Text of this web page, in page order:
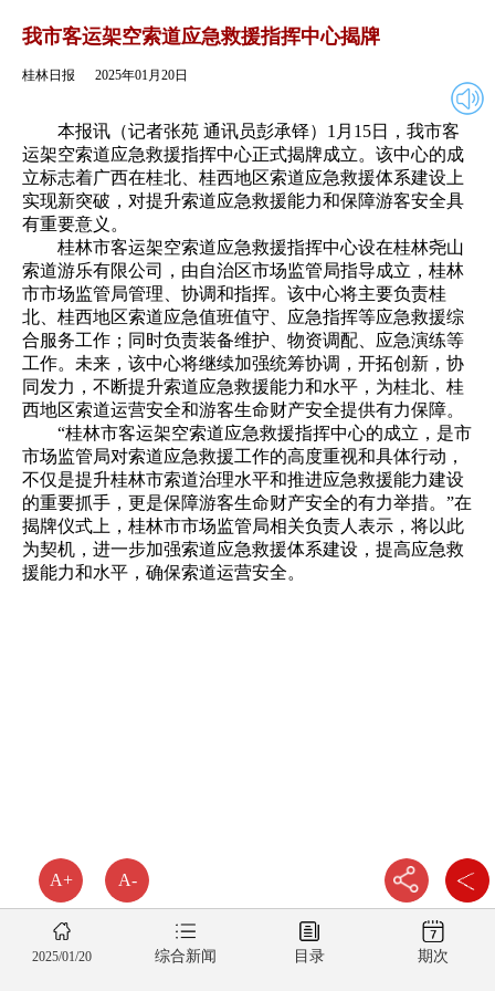
A+ A-
2025年01月20日
我市客运架空索道应急救援指挥中心揭牌
桂林日报 2025年01月20日
本报讯（记者张苑 通讯员彭承铎）1月15日，我市客
运架空索道应急救援指挥中心正式揭牌成立。该中心的成
立标志着广西在桂北、桂西地区索道应急救援体系建设上
实现新突破，对提升索道应急救援能力和保障游客安全具
有重要意义。
桂林市客运架空索道应急救援指挥中心设在桂林尧山
索道游乐有限公司，由自治区市场监管局指导成立，桂林
市市场监管局管理、协调和指挥。该中心将主要负责桂
北、桂西地区索道应急值班值守、应急指挥等应急救援综
合服务工作；同时负责装备维护、物资调配、应急演练等
工作。未来，该中心将继续加强统筹协调，开拓创新，协
同发力，不断提升索道应急救援能力和水平，为桂北、桂
西地区索道运营安全和游客生命财产安全提供有力保障。
“桂林市客运架空索道应急救援指挥中心的成立，是市
市场监管局对索道应急救援工作的高度重视和具体行动，
不仅是提升桂林市索道治理水平和推进应急救援能力建设
的重要抓手，更是保障游客生命财产安全的有力举措。”在
揭牌仪式上，桂林市市场监管局相关负责人表示，将以此
为契机，进一步加强索道应急救援体系建设，提高应急救
援能力和水平，确保索道运营安全。
2025/01/20 综合新闻 目录 期次